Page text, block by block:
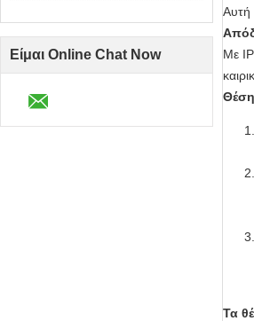
Είμαι Online Chat Now
Αυτή
Με
Τα